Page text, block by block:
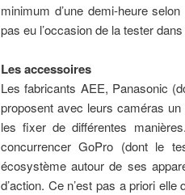
minimum d’une demi-heure
pas eu l’occasion de la tester dans
Les accessoires
Les fabricants AEE, Panasonic
proposent avec leurs caméras
les fixer de différentes
concurrencer GoPro (dont le
écosystème autour de ses
d’action. Ce n’est pas a priori